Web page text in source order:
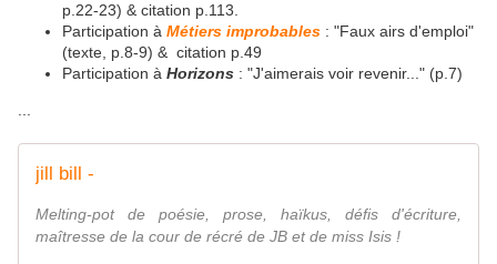
p.22-23) & citation p.113.
Participation à Métiers improbables : "Faux airs d'emploi"
(texte, p.8-9) & citation p.49
Participation à Horizons : "J'aimerais voir revenir..." (p.7)
jill bill -
Melting-pot de poésie, prose, haïkus, défis d'écriture,
maîtresse de la cour de récré de JB et de miss Isis !